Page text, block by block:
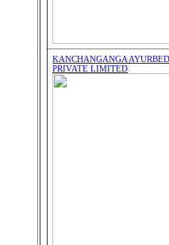
KANCHANGANGA
PRIVATE LIMITED